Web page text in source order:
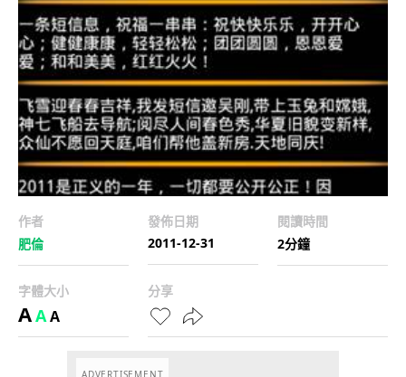
作者
肥倫
發佈日期
2011-12-31
閱讀時間
2分鐘
字體大小
AAA
分享